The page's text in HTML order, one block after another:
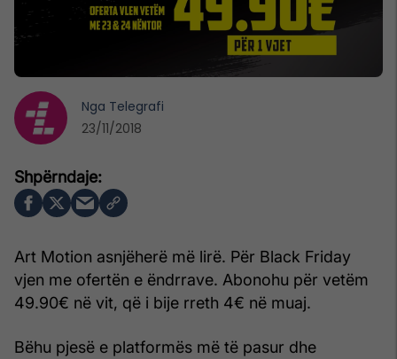
Art Motion asnjëherë më lirë. Për Black Friday
vjen me ofertën e ëndrrave. Abonohu për vetëm
49.90€ në vit, që i bije rreth 4€ në muaj.
Bëhu pjesë e platformës më të pasur dhe
Nga Telegrafi
23/11/2018